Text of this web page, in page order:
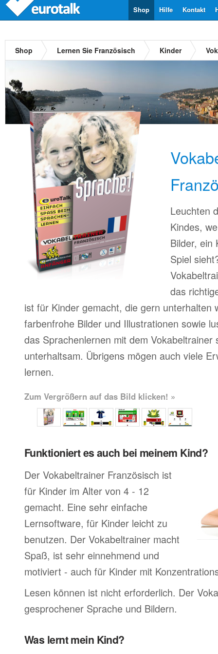
Kontakt
Hilfe
Shop
Shop Lernen Sie Französisch Kinder
Leuchten
Kindes,
Bilder, ein
Spiel
das
ist für Kinder gemacht, die gern unterhalten
farbenfrohe Bilder und Illustrationen sowie
das Sprachenlernen mit dem Vokabeltrainer
unterhaltsam. Übrigens mögen auch viele
lernen.
Zum Vergrößern auf das Bild klicken! »
Funktioniert es auch bei meinem Kind?
Der Vokabeltrainer Französisch ist
für Kinder im Alter von 4 - 12
gemacht. Eine sehr einfache
Lernsoftware, für Kinder leicht zu
benutzen. Der Vokabeltrainer macht
Spaß, ist sehr einnehmend und
motiviert - auch für Kinder mit
Lesen können ist nicht erforderlich. Der
gesprochener Sprache und Bildern.
Was lernt mein Kind?